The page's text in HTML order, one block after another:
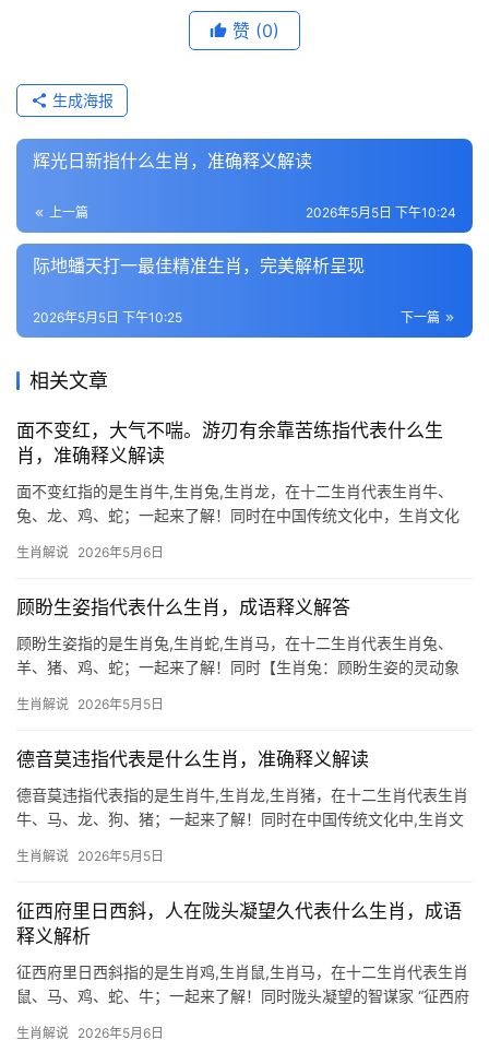
赞 (0)
生成海报
辉光日新指什么生肖，准确释义解读
上一篇 2026年5月5日 下午10:24
际地蟠天打一最佳精准生肖，完美解析呈现
下一篇
2026年5月5日 下午10:25
相关文章
面不变红，大气不喘。游刃有余靠苦练指代表什么生
肖，准确释义解读
面不变红指的是生肖牛,生肖兔,生肖龙，在十二生肖代表生肖牛、
兔、龙、鸡、蛇；一起来了解！同时在中国传统文化中，生肖文化
丰富的智慧与哲理，我们将深入探讨三个生肖的奥秘，解析其背后
生肖解说 2026年5月6日
顾盼生姿指代表什么生肖，成语释义解答
顾盼生姿指的是生肖兔,生肖蛇,生肖马，在十二生肖代表生肖兔、
羊、猪、鸡、蛇；一起来了解！同时【生肖兔：顾盼生姿的灵动象
中与之最为契合的，莫过于生肖兔，兔子天生眼神清澈，动作轻
生肖解说 2026年5月5日
德音莫违指代表是什么生肖，准确释义解读
德音莫违指代表指的是生肖牛,生肖龙,生肖猪，在十二生肖代表生肖
牛、马、龙、狗、猪；一起来了解！同时在中国传统文化中,生肖文
许，德音莫违，这个充满古意的成语，原指美好的声誉不可违背，
生肖解说 2026年5月5日
征西府里日西斜，人在陇头凝望久代表什么生肖，成语
释义解析
征西府里日西斜指的是生肖鸡,生肖鼠,生肖马，在十二生肖代表生肖
鼠、马、鸡、蛇、牛；一起来了解！同时陇头凝望的智谋家 “征西府
生肖解说 2026年5月6日